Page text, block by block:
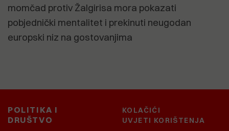
momčad protiv Žalgirisa mora pokazati
pobjednički mentalitet i prekinuti neugodan
europski niz na gostovanjima
POLITIKA I
DRUŠTVO
KOLAČIĆI
UVJETI KORIŠTENJA